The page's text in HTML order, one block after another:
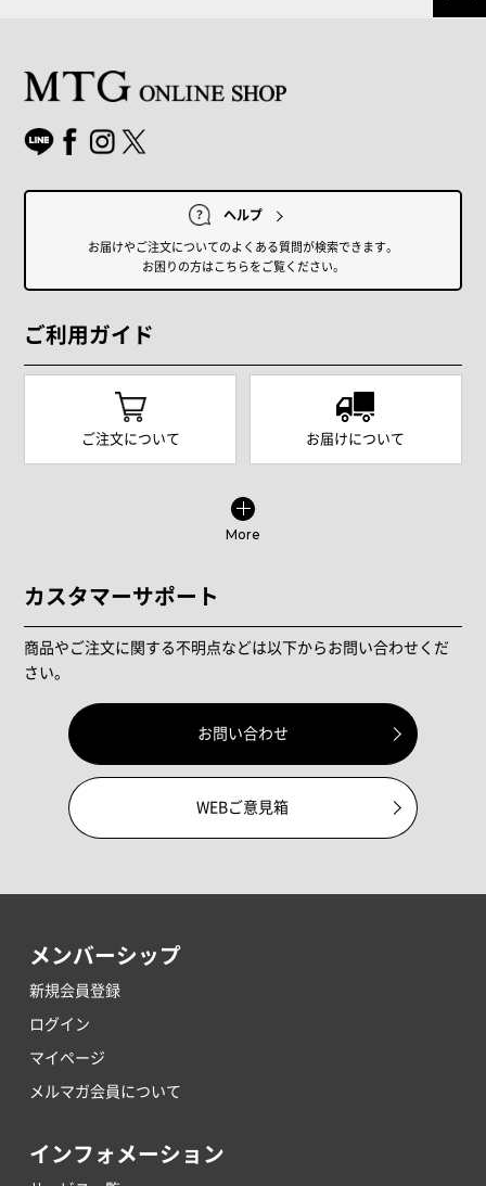
ヘルプ
お届けやご注文についてのよくある質問が検索できます。
お困りの方はこちらをご覧ください。
ご利用ガイド
ご注文について お届けについて
More
カスタマーサポート
商品やご注文に関する不明点などは以下からお問い合わせくだ
さい。
お問い合わせ
WEBご意見箱
メンバーシップ
新規会員登録
ログイン
マイページ
メルマガ会員について
インフォメーション